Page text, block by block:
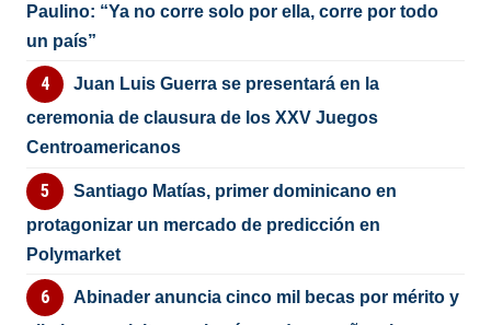
Paulino: “Ya no corre solo por ella, corre por todo
un país”
Juan Luis Guerra se presentará en la
ceremonia de clausura de los XXV Juegos
Centroamericanos
Santiago Matías, primer dominicano en
protagonizar un mercado de predicción en
Polymarket
Abinader anuncia cinco mil becas por mérito y